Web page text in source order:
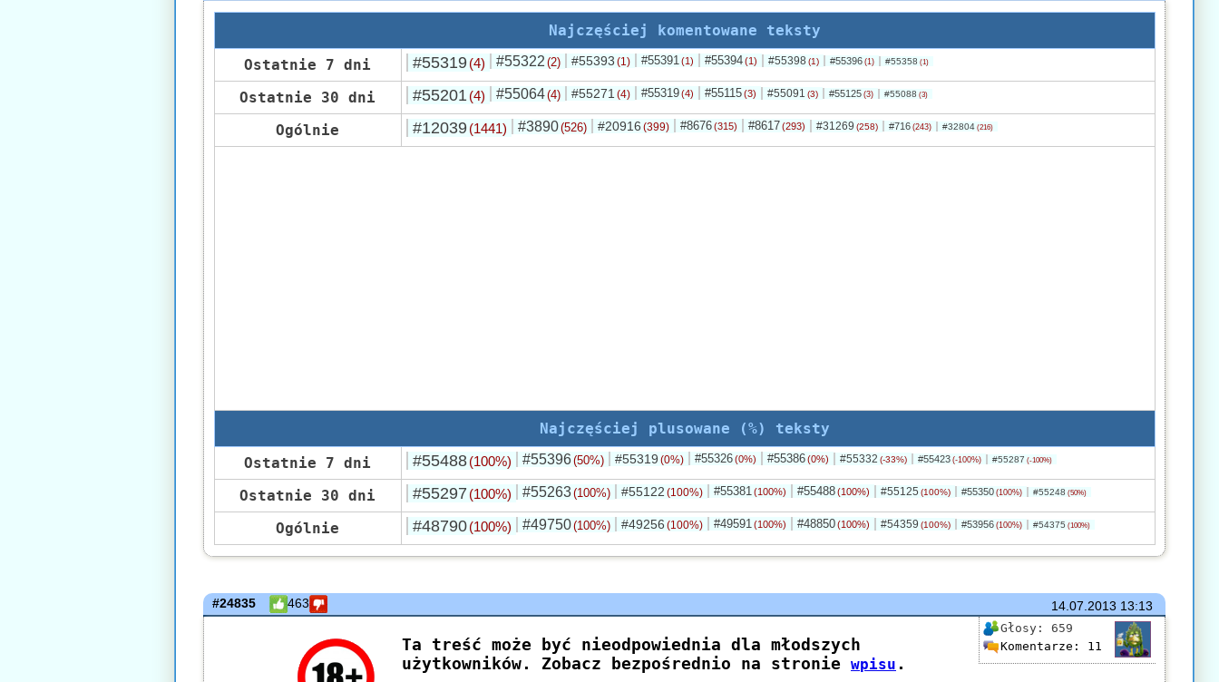
Najczęściej komentowane teksty
Ostatnie 7 dni
#55319 (4) #55322 (2) #55393 (1) #55391 (1) #55394 (1) #55398 (1) #55396 (1) #55358 (1)
Ostatnie 30 dni #55201 (4) #55064(4) #55271 (4) #55319 (4) #55115 (3) #55091 (3) #55125 (3) #55088 (3)
Ogólnie #12039 (1441) #3890(526) #20916 (399) #8676 (315) #8617 (293) #31269 (258) #716 (243) #32804 (216)
Najczęściej plusowane (%) teksty
Ostatnie 7 dni
#55488 (100%) #55396(50%) #55319 (0%) #55326 (0%) #55386 (0%) #55332 (-33%) #55423 (-100%) #55287 (-100%)
Ostatnie 30 dni #55297 (100%) #55263(100%) #55122 (100%) #55381 (100%) #55488 (100%) #55125 (100%) #55350 (100%) #55248 (50%)
Ogólnie #48790 (100%) #49750(100%) #49256 (100%) #49591 (100%) #48850 (100%) #54359 (100%) #53956 (100%) #54375 (100%)
14.07.2013 13:13
#24835 463
Głosy: 659
Komentarze: 11